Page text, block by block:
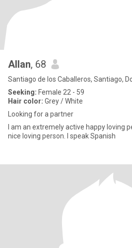
Allan, 68
Santiago de los Caballeros, Santiago,
Seeking: Female 22 - 59
Hair color: Grey / White
Looking for a partner
I am an extremely active happy loving
nice loving person. I speak Spanish